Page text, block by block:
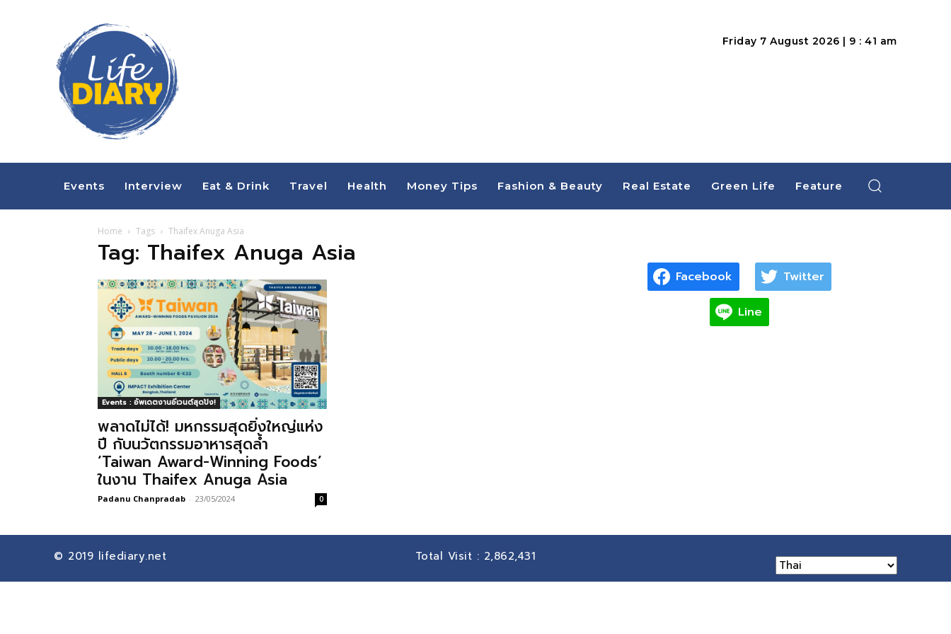
Friday 7 August 2026 | 9 : 41 am
Events Interview Eat & Drink Travel Health Money Tips Fashion & Beauty Real Estate Green Life Feature
Home Tags Thaifex Anuga Asia
Tag: Thaifex Anuga Asia
Events : อัพเดตงานอีเวนต์สุดปัง!
พลาดไม่ได้! มหกรรมสุดยิ่งใหญ่แห่ง
ปี กับนวัตกรรมอาหารสุดล้ำ
‘Taiwan Award-Winning Foods’
ในงาน Thaifex Anuga Asia
Padanu Chanpradab - 23/05/2024 0
Facebook Twitter
Line
© 2019 lifediary.net Total Visit : 2,862,431